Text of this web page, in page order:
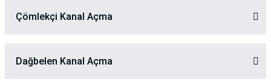
Çömlekçi Kanal Açma
Dağbelen Kanal Açma